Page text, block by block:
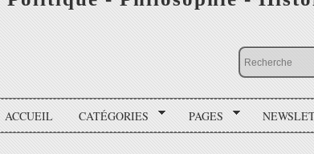
ACCUEIL CATÉGORIES PAGES